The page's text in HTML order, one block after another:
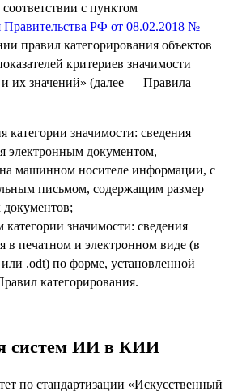
с пунктом
Правительства РФ от 08.02.2018 №
правил категорирования объектов
критериев значимости
их значений» (далее — Правила
категории значимости: сведения
электронным документом,
машинном носителе информации, с
письмом, содержащим размер
категории значимости: сведения
в печатном и электронном виде (в
.odt) по форме, установленной
категорирования.
систем ИИ в КИИ
по стандартизации «Искусственный